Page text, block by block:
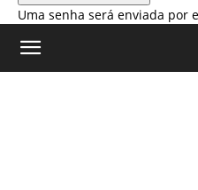
Uma senha será enviada por